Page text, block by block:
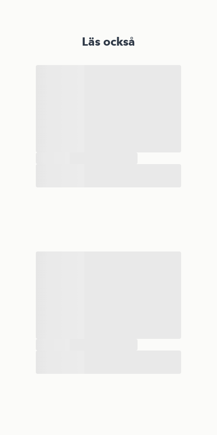
Läs också